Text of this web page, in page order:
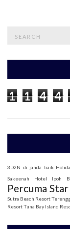
c
f
r
:1 1 4 4
3D2N di janda baik
Sakeenah
Hotel Ipoh
Percuma
Sutra Beach Resort
ResortTuna Bay Island